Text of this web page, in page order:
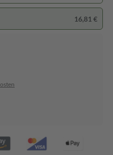
16,81 €